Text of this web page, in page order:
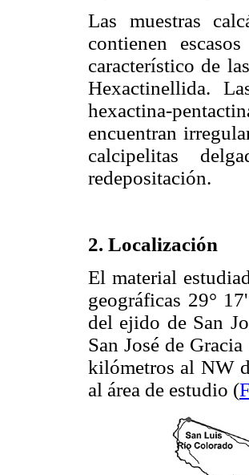
Las muestras
contienen
característico de
Hexactinellida.
hexactina-
encuentran
calcipelitas
redepositación.
2. Localización
El material
geográficas 29°
del ejido de San
San José de
kilómetros al NW
al área de estudio (